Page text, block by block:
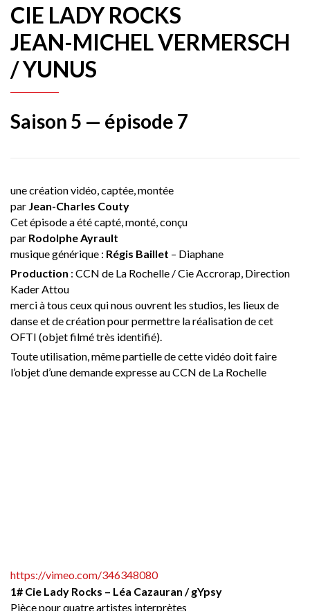
CIE LADY ROCKS
JEAN-MICHEL VERMERSCH
/ YUNUS
Saison 5 — épisode 7
une création vidéo, captée, montée
par Jean-Charles Couty
Cet épisode a été capté, monté, conçu
par Rodolphe Ayrault
musique générique : Régis Baillet – Diaphane
Production : CCN de La Rochelle / Cie Accrorap, Direction
Kader Attou
merci à tous ceux qui nous ouvrent les studios, les lieux de
danse et de création pour permettre la réalisation de cet
OFTI (objet filmé très identifié).
Toute utilisation, même partielle de cette vidéo doit faire
l’objet d’une demande expresse au CCN de La Rochelle
https://vimeo.com/346348080
1# Cie Lady Rocks – Léa Cazauran / gYpsy
Pièce pour quatre artistes interprètes